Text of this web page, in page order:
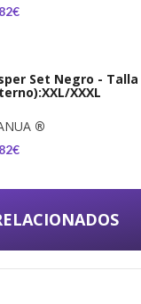
Set Negro - Talla
XXXL
®